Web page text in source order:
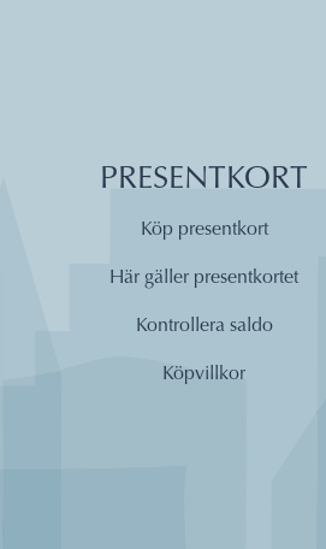
PRESENTKORT
Köp presentkort
Här gäller presentkortet
Kontrollera saldo
Köpvillkor